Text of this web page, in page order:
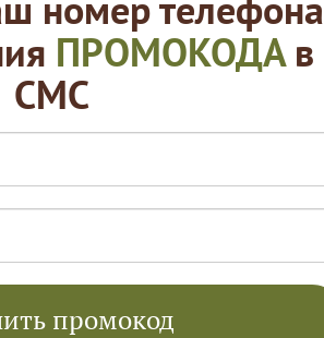
пироги"
ПРОМОКОДАв
СМС
промокод